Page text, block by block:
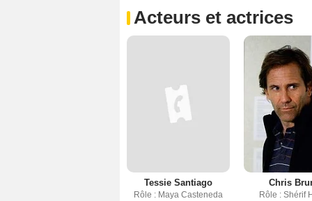
Acteurs et actrices
Tessie Santiago
Rôle : Maya Casteneda
Chris
Rôle : Shérif